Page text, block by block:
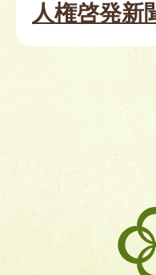
人権啓発新
和
束